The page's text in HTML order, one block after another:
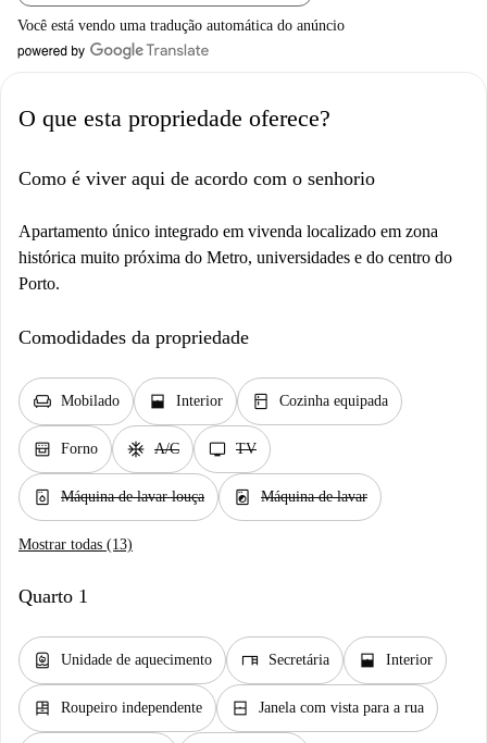
Você está vendo uma tradução automática do anúncio
O que esta propriedade oferece?
Como é viver aqui de acordo com o senhorio
Apartamento único integrado em vivenda localizado em zona
histórica muito próxima do Metro, universidades e do centro do
Porto.
Comodidades da propriedade
chair Mobilado window_open Interior kitchen Cozinha equipada
oven_gen Forno ac_unit A/C tv TV
dishwasher_gen Máquina de lavar louça local_laundry_service Máquina de lavar
Mostrar todas (13)
Quarto 1
water_heater Unidade de aquecimento desk Secretária window_open Interior
dresser Roupeiro independente window_closed Janela com vista para a rua